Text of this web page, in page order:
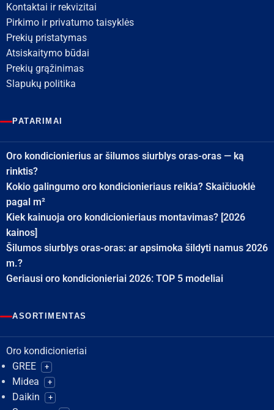
Kontaktai ir rekvizitai
Pirkimo ir privatumo taisyklės
Prekių pristatymas
Atsiskaitymo būdai
Prekių grąžinimas
Slapukų politika
PATARIMAI
Oro kondicionierius ar šilumos siurblys oras-oras — ką
rinktis?
Kokio galingumo oro kondicionieriaus reikia? Skaičiuoklė
pagal m²
Kiek kainuoja oro kondicionieriaus montavimas? [2026
kainos]
Šilumos siurblys oras-oras: ar apsimoka šildyti namus 2026
m.?
Geriausi oro kondicionieriai 2026: TOP 5 modeliai
ASORTIMENTAS
Oro kondicionieriai
GREE
+
Midea +
Daikin +